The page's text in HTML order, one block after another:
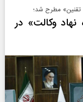
تقنین» مطرح شد؛
نهاد وکالت» در